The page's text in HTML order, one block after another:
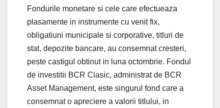
Fondurile monetare si cele care efectueaza
plasamente in instrumente cu venit fix,
obligatiuni municipale si corporative, titluri de
stat, depozite bancare, au consemnat cresteri,
peste castigul obtinut in luna octombrie. Fondul
de investitii BCR Clasic, administrat de BCR
Asset Management, este singurul fond care a
consemnat o apreciere a valorii titlului, in